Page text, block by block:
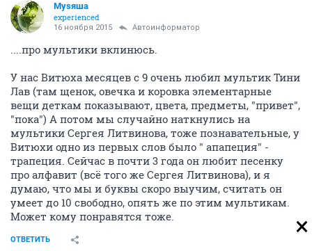
Муsяша
experienced
16 ноября 2015 Автоинформатор
....про мультики вклинюсь.
У нас Витюха месяцев с 9 очень любил мультик Тини
Лав (там щенок, овечка и коровка элементарные
вещи деткам показывают, цвета, предметы, "привет",
"пока") А потом мы случайно наткнулись на
мультики Сергея Литвинова, тоже познавательные, у
Витюхи одно из первых слов было " апапеция" -
трапеция. Сейчас в почти 3 года он любит песенку
про алфавит (всё того же Сергея Литвинова), и я
думаю, что мы и буквы скоро выучим, считать он
умеет до 10 свободно, опять же по этим мультикам.
Может кому понравятся тоже.
ОТВЕТИТЬ